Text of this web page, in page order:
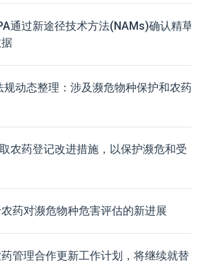
通过新途径技术方法(NAMs)确认精草
动态整理：涉及濒危物种保护和农药
农药登记改进措施，以保护濒危和受
药对濒危物种危害评估的新进展
管理合作更新工作计划，将继续就替